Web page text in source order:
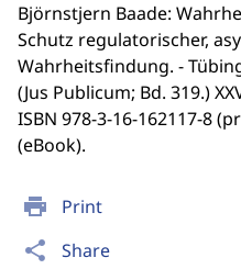
print Print
share Share
Björnstjern Baade:
Schutz regulatorischer,
Wahrheitsfindung. -
(Jus Publicum; Bd. 319.)
ISBN 978-3-16-162117-8
(eBook).